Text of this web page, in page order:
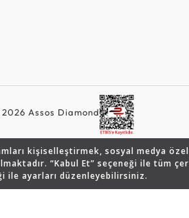
kişiselleştirmek, sosyal medya
“Kabul Et” seçeneği ile tüm
ile ayarları düzenleyebilirsiniz.
Assos Diamond